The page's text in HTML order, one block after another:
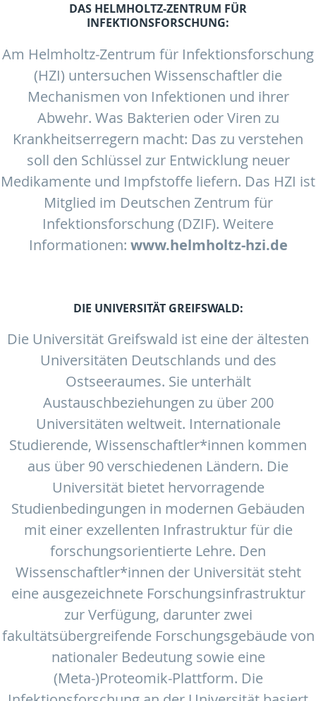
DAS HELMHOLTZ-ZENTRUM FÜR
INFEKTIONSFORSCHUNG:
Am Helmholtz-Zentrum für Infektionsforschung
(HZI) untersuchen Wissenschaftler die
Mechanismen von Infektionen und ihrer
Abwehr. Was Bakterien oder Viren zu
Krankheitserregern macht: Das zu verstehen
soll den Schlüssel zur Entwicklung neuer
Medikamente und Impfstoffe liefern. Das HZI ist
Mitglied im Deutschen Zentrum für
Infektionsforschung (DZIF). Weitere
Informationen: www.helmholtz-hzi.de
DIE UNIVERSITÄT GREIFSWALD:
Die Universität Greifswald ist eine der ältesten
Universitäten Deutschlands und des
Ostseeraumes. Sie unterhält
Austauschbeziehungen zu über 200
Universitäten weltweit. Internationale
Studierende, Wissenschaftler*innen kommen
aus über 90 verschiedenen Ländern. Die
Universität bietet hervorragende
Studienbedingungen in modernen Gebäuden
mit einer exzellenten Infrastruktur für die
forschungsorientierte Lehre. Den
Wissenschaftler*innen der Universität steht
eine ausgezeichnete Forschungsinfrastruktur
zur Verfügung, darunter zwei
fakultätsübergreifende Forschungsgebäude von
nationaler Bedeutung sowie eine
(Meta-)Proteomik-Plattform. Die